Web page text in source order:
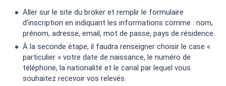
Aller sur le site du broker et remplir le formulaire
d’inscription en indiquant les informations comme : nom,
prénom, adresse, email, mot de passe, pays de résidence.
À la seconde étape, il faudra renseigner choisir le case «
particulier » votre date de naissance, le numéro de
téléphone, la nationalité et le canal par lequel vous
souhaitez recevoir vos relevés.